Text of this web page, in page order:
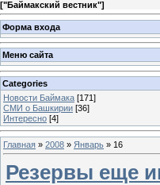
["Баймакский вестник"]
Форма входа
Меню сайта
Categories
Новости Баймака [171]
СМИ о Башкирии [36]
Интересно [4]
Главная » 2008 » Январь » 16
Резервы еще